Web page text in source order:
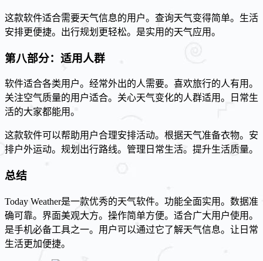
这款软件适合需要天气信息的用户。查询天气变得简单。生活
安排更便捷。出行规划更轻松。是实用的天气应用。
第八部分：适用人群
软件适合各类用户。经常外出的人需要。喜欢旅行的人有用。
关注空气质量的用户适合。关心天气变化的人群适用。日常生
活的大家都能用。
这款软件可以帮助用户合理安排活动。根据天气准备衣物。安
排户外运动。规划出行路线。管理日常生活。提升生活质量。
总结
Today Weather是一款优秀的天气软件。功能全面实用。数据准
确可靠。界面美观大方。操作简单方便。适合广大用户使用。
是手机必备工具之一。用户可以通过它了解天气信息。让日常
生活更加便捷。